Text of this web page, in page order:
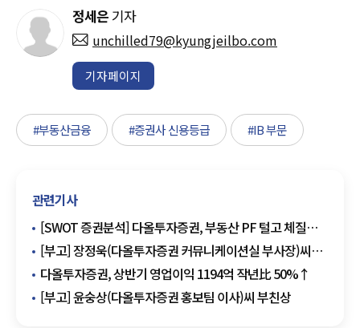
정세은 기자
unchilled79@kyungjeilbo.com
기자페이지
#부동산금융 #증권사 신용등급 #IB 부문
관련기사
[SWOT 증권분석] 다올투자증권, 부동산 PF 털고 체질
개선…지배구조 안정·신사업으로 재도약 시동
[부고] 장정욱(다올투자증권 커뮤니케이션실 부사장)씨
모친상
다올투자증권, 상반기 영업이익 1194억 작년比 50%↑
[부고] 윤숭상(다올투자증권 홍보팀 이사)씨 부친상